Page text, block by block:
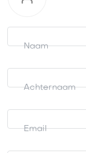
Informatie
aanvragen
Naam
Achternaam
Email